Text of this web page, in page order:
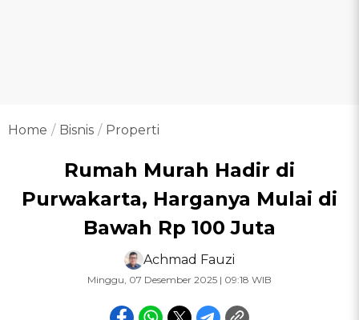
Home Bisnis Properti
Rumah Murah Hadir di
Purwakarta, Harganya Mulai di
Bawah Rp 100 Juta
Achmad Fauzi
Minggu, 07 Desember 2025 | 09:18 WIB